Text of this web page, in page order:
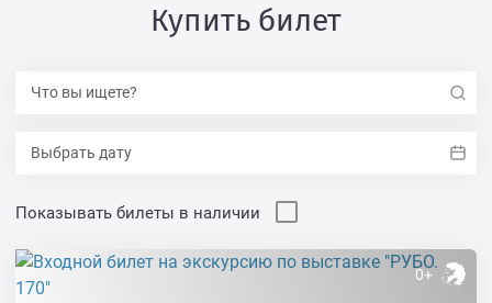
Купить билет
Показывать билеты в наличии
0+